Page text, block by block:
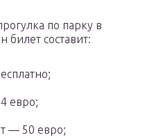
по парку в
билет составит:
евро;
— 50 евро;